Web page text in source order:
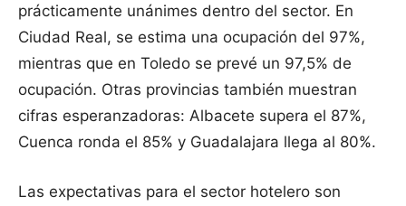
prácticamente unánimes dentro del sector. En
Ciudad Real, se estima una ocupación del 97%,
mientras que en Toledo se prevé un 97,5% de
ocupación. Otras provincias también muestran
cifras esperanzadoras: Albacete supera el 87%,
Cuenca ronda el 85% y Guadalajara llega al 80%.
Las expectativas para el sector hotelero son